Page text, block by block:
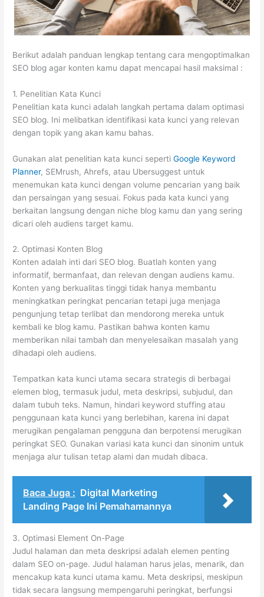
Berikut adalah panduan lengkap tentang cara mengoptimalkan
SEO blog agar konten kamu dapat mencapai hasil maksimal :
1. Penelitian Kata Kunci
Penelitian kata kunci adalah langkah pertama dalam optimasi
SEO blog. Ini melibatkan identifikasi kata kunci yang relevan
dengan topik yang akan kamu bahas.
Gunakan alat penelitian kata kunci sepertiGoogle Keyword
Planner, SEMrush, Ahrefs, atau Ubersuggest untuk
menemukan kata kunci dengan volume pencarian yang baik
dan persaingan yang sesuai. Fokus pada kata kunci yang
berkaitan langsung dengan niche blog kamu dan yang sering
dicari oleh audiens target kamu.
2. Optimasi Konten Blog
Konten adalah inti dari SEO blog. Buatlah konten yang
informatif, bermanfaat, dan relevan dengan audiens kamu.
Konten yang berkualitas tinggi tidak hanya membantu
meningkatkan peringkat pencarian tetapi juga menjaga
pengunjung tetap terlibat dan mendorong mereka untuk
kembali ke blog kamu. Pastikan bahwa konten kamu
memberikan nilai tambah dan menyelesaikan masalah yang
dihadapi oleh audiens.
Tempatkan kata kunci utama secara strategis di berbagai
elemen blog, termasuk judul, meta deskripsi, subjudul, dan
dalam tubuh teks. Namun, hindari keyword stuffing atau
penggunaan kata kunci yang berlebihan, karena ini dapat
merugikan pengalaman pengguna dan berpotensi merugikan
peringkat SEO. Gunakan variasi kata kunci dan sinonim untuk
menjaga alur tulisan tetap alami dan mudah dibaca.
Baca Juga : Digital Marketing
Landing Page Ini Pemahamannya
3. Optimasi Element On-Page
Judul halaman dan meta deskripsi adalah elemen penting
dalam SEO on-page. Judul halaman harus jelas, menarik, dan
mencakup kata kunci utama kamu. Meta deskripsi, meskipun
tidak secara langsung mempengaruhi peringkat, berfungsi